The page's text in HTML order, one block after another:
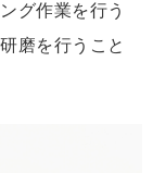
グ作業を行う
磨を行うこと